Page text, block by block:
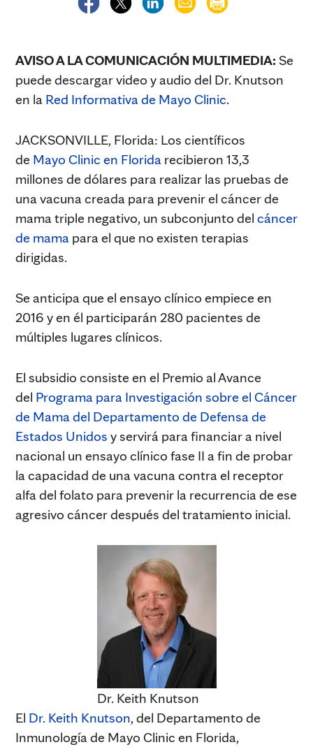
AVISO A LA COMUNICACIÓN MULTIMEDIA: Se
puede descargar video y audio del Dr. Knutson
en la Red Informativa de Mayo Clinic.
JACKSONVILLE, Florida: Los científicos
de Mayo Clinic en Florida recibieron 13,3
millones de dólares para realizar las pruebas de
una vacuna creada para prevenir el cáncer de
mama triple negativo, un subconjunto del cáncer
de mama para el que no existen terapias
dirigidas.
Se anticipa que el ensayo clínico empiece en
2016 y en él participarán 280 pacientes de
múltiples lugares clínicos.
El subsidio consiste en el Premio al Avance
del Programa para Investigación sobre el Cáncer
de Mama del Departamento de Defensa de
Estados Unidos y servirá para financiar a nivel
nacional un ensayo clínico fase II a fin de probar
la capacidad de una vacuna contra el receptor
alfa del folato para prevenir la recurrencia de ese
agresivo cáncer después del tratamiento inicial.
Dr. Keith Knutson
El Dr. Keith Knutson, del Departamento de
Inmunología de Mayo Clinic en Florida,